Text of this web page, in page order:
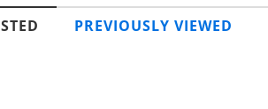
PREVIOUSLY VIEWED